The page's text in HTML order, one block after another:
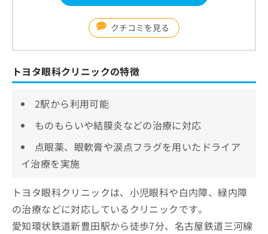
クチコミを見る
トヨタ眼科クリニックの特徴
2駅から利用可能
ものもらいや結膜炎などの治療に対応
点眼薬、眼軟膏や涙点フラグを用いたドライア
イ治療を実施
トヨタ眼科クリニックは、小児眼科や白内障、緑内障
の治療などに対応しているクリニックです。
愛知環状鉄道新豊田駅から徒歩7分、名古屋鉄道三河線